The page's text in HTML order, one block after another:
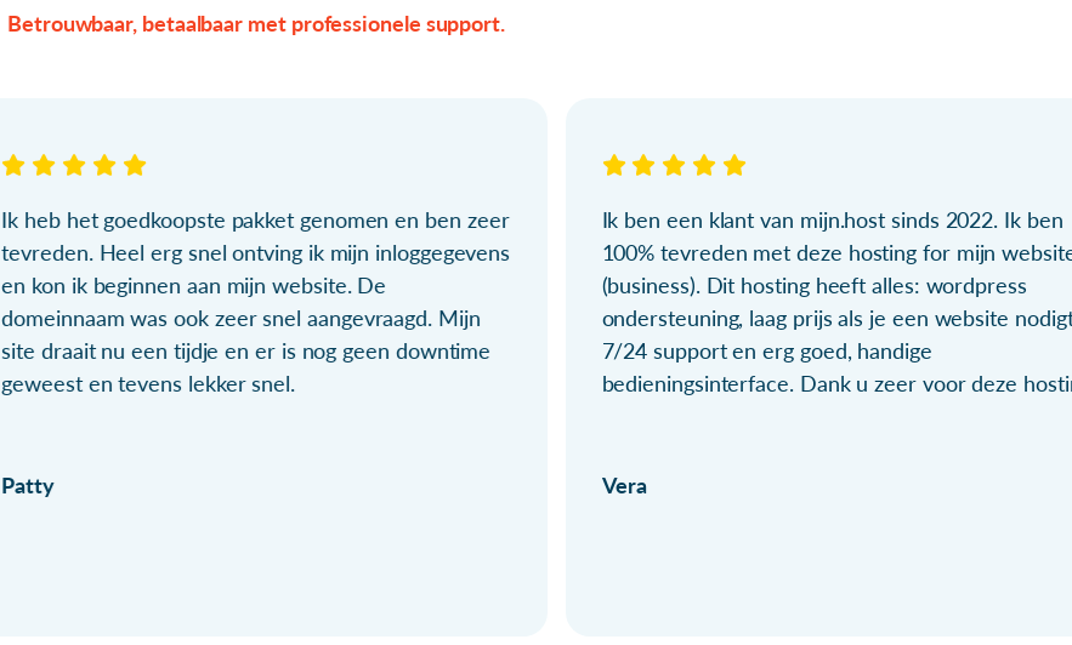
Betrouwbaar, betaalbaar met professionele support.
Ik heb het goedkoopste pakket genomen en ben zeer
tevreden. Heel erg snel ontving ik mijn inloggegevens
en kon ik beginnen aan mijn website. De
domeinnaam was ook zeer snel aangevraagd. Mijn
site draait nu een tijdje en er is nog geen downtime
geweest en tevens lekker snel.
Patty
Ik ben een klant van mijn.host sinds 2022. Ik ben
100% tevreden met deze hosting for mijn
(business). Dit hosting heeft alles: wordpress
ondersteuning, laag prijs als je een website
7/24 support en erg goed, handige
bedieningsinterface. Dank u zeer voor deze
Vera